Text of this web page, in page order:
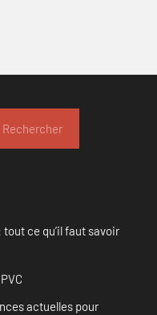
Rechercher
ce qu’il faut savoir
actuelles pour